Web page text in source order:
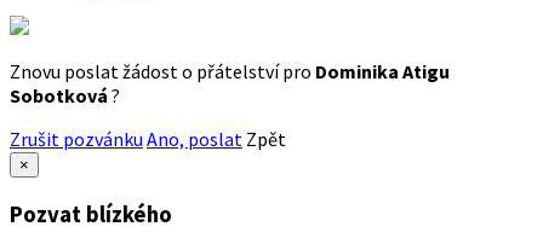
Znovu poslat žádost o přátelství pro Dominika Atigu
Sobotková ?
Zrušit pozvánku Ano, poslat Zpět
×
Pozvat blízkého